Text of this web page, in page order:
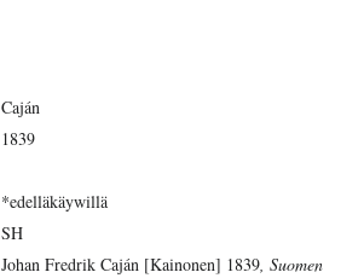
Caján
1839
*edelläkäywillä
SH
Johan Fredrik Caján [Kainonen] 1839, Suomen